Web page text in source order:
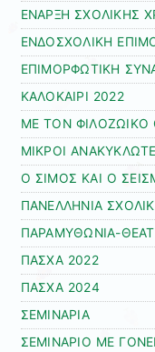
ΕΝΑΡΞΗ ΣΧΟΛΙΚΗΣ
ΕΝΔΟΣΧΟΛΙΚΗ
ΕΠΙΜΟΡΦΩΤΙΚΗ
ΚΑΛΟΚΑΙΡΙ 2022
ΜΕ ΤΟΝ ΦΙΛΟΖΩΙΚΟ
ΜΙΚΡΟΙ
Ο ΣΙΜΟΣ ΚΑΙ Ο
ΠΑΝΕΛΛΗΝΙΑ
ΠΑΡΑΜΥΘΩΝΙΑ-
ΠΑΣΧΑ 2022
ΠΑΣΧΑ 2024
ΣΕΜΙΝΑΡΙΑ
ΣΕΜΙΝΑΡΙΟ ΜΕ